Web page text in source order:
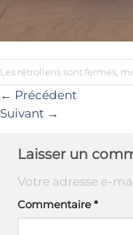
Les rétroliens sont fermés,
← Précédent
Suivant →
Laisser un
Votre adresse e-
Commentaire *